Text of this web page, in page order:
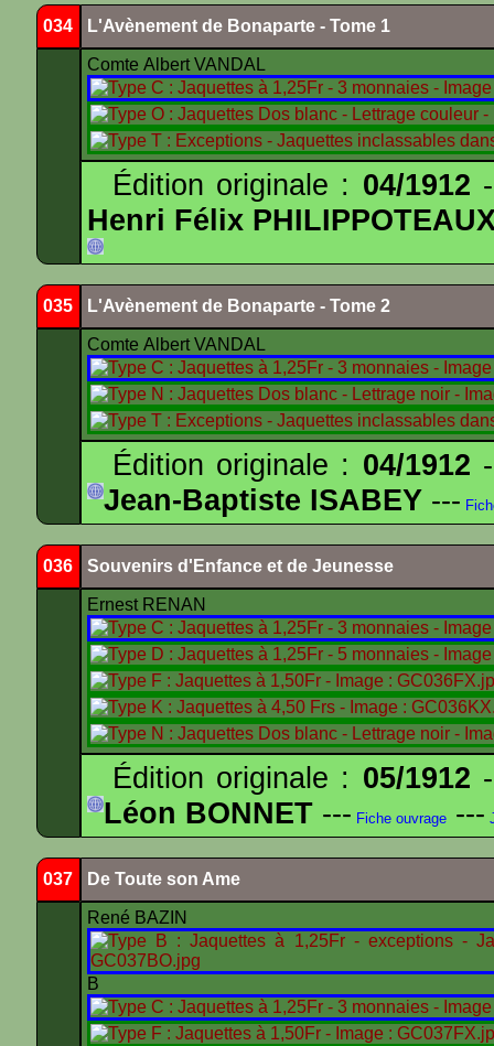
034 L'Avènement de Bonaparte - Tome 1
Comte Albert VANDAL
Édition originale : 04/1912
Henri Félix
035 L'Avènement de Bonaparte - Tome 2
Comte Albert VANDAL
Édition originale : 04/1912
Jean-Baptiste ISABEY ---
036 Souvenirs d'Enfance et de Jeunesse
Ernest RENAN
Édition originale : 05/1912
Léon BONNET --- Fiche ouvrage ---
037 De Toute son Ame
René BAZIN
B